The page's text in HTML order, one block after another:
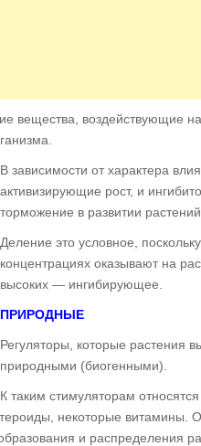
вещества, воздействующие
В зависимости от характера
активизирующие рост, и
торможение в развитии
Деление это условное,
концентрациях оказывают на
высоких — ингибирующее.
ПРИРОДНЫЕ
Регуляторы, которые растения
природными (биогенными).
К таким стимуляторам
некоторые витамины.
и распределения